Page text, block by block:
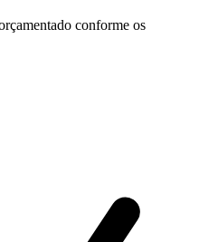
conforme os